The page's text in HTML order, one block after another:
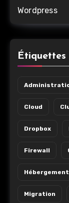
Wordpress
Étiquettes
Cloud
Dropbox
Firewall
Hébergement
Migration